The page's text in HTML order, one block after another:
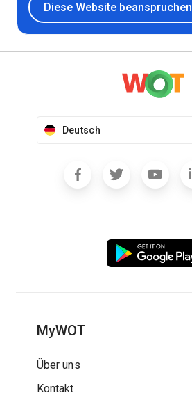
Diese Website beanspruchen
Deutsch
MyWOT
Über uns
Kontakt